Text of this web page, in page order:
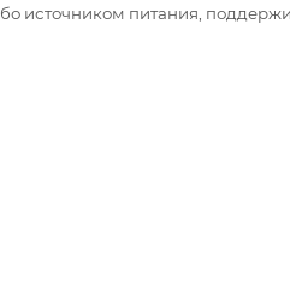
источником питания,